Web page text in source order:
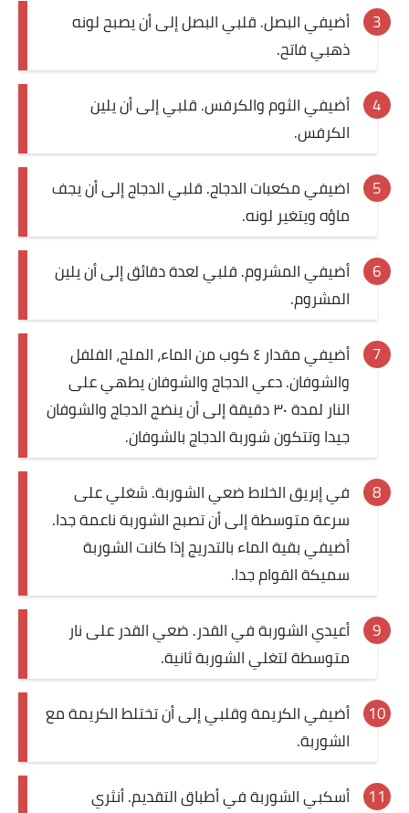
قصص مطبخ مصورة
كُتب وصفات مجاني
الطهاة العرب
مقالات
مسابقة المجلة
نصائح وفوائد
نصيحة اليوم
أضيفي البصل. قلبي البصل إلى أن يصبح لونه
ذهبي فاتح.
أضيفي الثوم والكرفس. قلبي إلى أن يلين
الكرفس.
اضيفي مكعبات الدجاج. قلبي الدجاج إلى أن يجف
ماؤه ويتغير لونه.
أضيفي المشروم. قلبي لعدة دقائق إلى أن يلين
المشروم.
أضيفي مقدار ٤ كوب من الماء، الملح، الفلفل
والشوفان. دعي الدجاج والشوفان يطهي على
النار لمدة ٣٠ دقيقة إلى أن ينضج الدجاج والشوفان
جيدا وتتكون شوربة الدجاج بالشوفان.
في إبريق الخلاط ضعي الشوربة. شغلي على
سرعة متوسطة إلى أن تصبح الشوربة ناعمة جدا.
أضيفي بقية الماء بالتدريج إذا كانت الشوربة
سميكة القوام جدا.
أعيدي الشوربة في القدر. ضعي القدر على نار
متوسطة لتغلي الشوربة ثانية.
أضيفي الكريمة وقلبي إلى أن تختلط الكريمة مع
الشوربة.
أسكبي الشوربة في أطباق التقديم. أنثري